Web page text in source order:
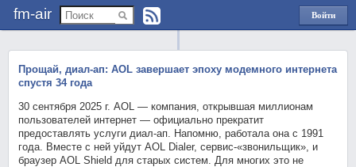
fm-air
Войти
через
Прощай, диал-ап: AOL завершает эпоху модемного интернета
спустя 34 года
30 сентября 2025 г. AOL — компания, открывшая миллионам
пользователей интернет — официально прекратит
предоставлять услуги диал-ап. Напомню, работала она с 1991
года. Вместе с ней уйдут AOL Dialer, сервис-«звонильщик», и
браузер AOL Shield для старых систем. Для многих это не